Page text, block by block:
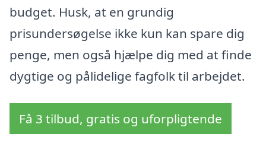
budget. Husk, at en grundig
prisundersøgelse ikke kun kan spare dig
penge, men også hjælpe dig med at finde
dygtige og pålidelige fagfolk til arbejdet.
Få 3 tilbud, gratis og uforpligtende